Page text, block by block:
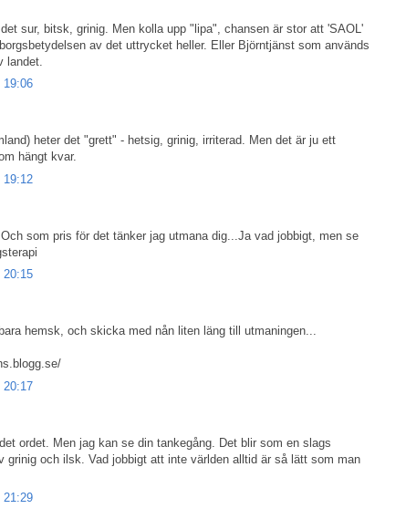
sur, bitsk, grinig. Men kolla upp "lipa", chansen är stor att 'SAOL'
av det uttrycket heller. Eller Björntjänst som används
landet.
19:06
heter det "grett" - hetsig, grinig, irriterad. Men det är ju ett
hängt kvar.
19:12
som pris för det tänker jag utmana dig...Ja vad jobbigt, men se
20:15
hemsk, och skicka med nån liten läng till utmaningen...
20:17
ordet. Men jag kan se din tankegång. Det blir som en slags
grinig och ilsk. Vad jobbigt att inte världen alltid är så lätt som man
21:29